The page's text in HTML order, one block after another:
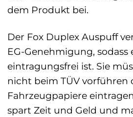
dem Produkt bei.
Der Fox Duplex Auspuff
EG-Genehmigung, sodass
eintragungsfrei ist. Sie
nicht beim TÜV vorführen
Fahrzeugpapiere
spart Zeit und Geld und